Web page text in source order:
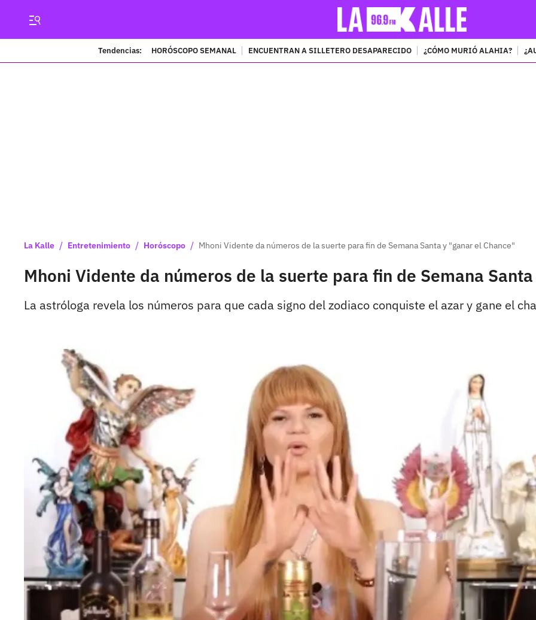
Tendencias: HORÓSCOPO SEMANAL ENCUENTRAN A SILLETERO DESAPARECIDO ¿CÓMO MURIÓ ALAHIA?
La Kalle / Entretenimiento / Horóscopo / Mhoni Vidente da números de la suerte para fin de Semana Santa y "ganar el Chance"
Mhoni Vidente da números de la suerte para fin de Semana
La astróloga revela los números para que cada signo del zodiaco conquiste el azar y gane el